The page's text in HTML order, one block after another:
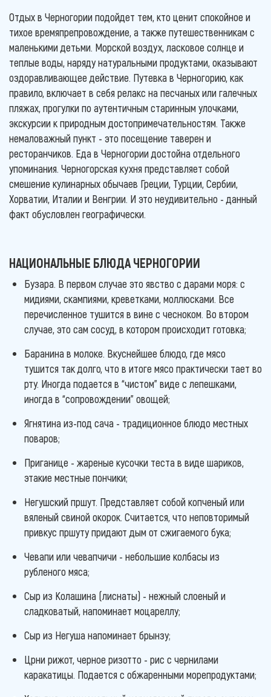
Отдых в Черногории подойдет тем, кто ценит спокойное и
тихое времяпрепровождение, а также путешественникам с
маленькими детьми. Морской воздух, ласковое солнце и
теплые воды, наряду натуральными продуктами, оказывают
оздоравливающее действие. Путевка в Черногорию, как
правило, включает в себя релакс на песчаных или галечных
пляжах, прогулки по аутентичным старинным улочками,
экскурсии к природным достопримечательностям. Также
немаловажный пункт - это посещение таверен и
ресторанчиков. Еда в Черногории достойна отдельного
упоминания. Черногорская кухня представляет собой
смешение кулинарных обычаев Греции, Турции, Сербии,
Хорватии, Италии и Венгрии. И это неудивительно - данный
факт обусловлен географически.
НАЦИОНАЛЬНЫЕ БЛЮДА ЧЕРНОГОРИИ
Бузара. В первом случае это явство с дарами моря: с
мидиями, скампиями, креветками, моллюсками. Все
перечисленное тушится в вине с чесноком. Во втором
случае, это сам сосуд, в котором происходит готовка;
Баранина в молоке. Вкуснейшее блюдо, где мясо
тушится так долго, что в итоге мясо практически тает во
рту. Иногда подается в “чистом” виде с лепешками,
иногда в “сопровождении” овощей;
Ягнятина из-под сача - традиционное блюдо местных
поваров;
Приганице - жареные кусочки теста в виде шариков,
этакие местные пончики;
Негушский пршут. Представляет собой копченый или
вяленый свиной окорок. Считается, что неповторимый
привкус пршуту придают дым от сжигаемого бука;
Чевапи или чевапчичи - небольшие колбасы из
рубленого мяса;
Сыр из Колашина (лиснаты) - нежный слоеный и
сладковатый, напоминает моцареллу;
Сыр из Негуша напоминает брынзу;
Црни рижот, черное ризотто - рис с чернилами
каракатицы. Подается с обжаренными морепродуктами;